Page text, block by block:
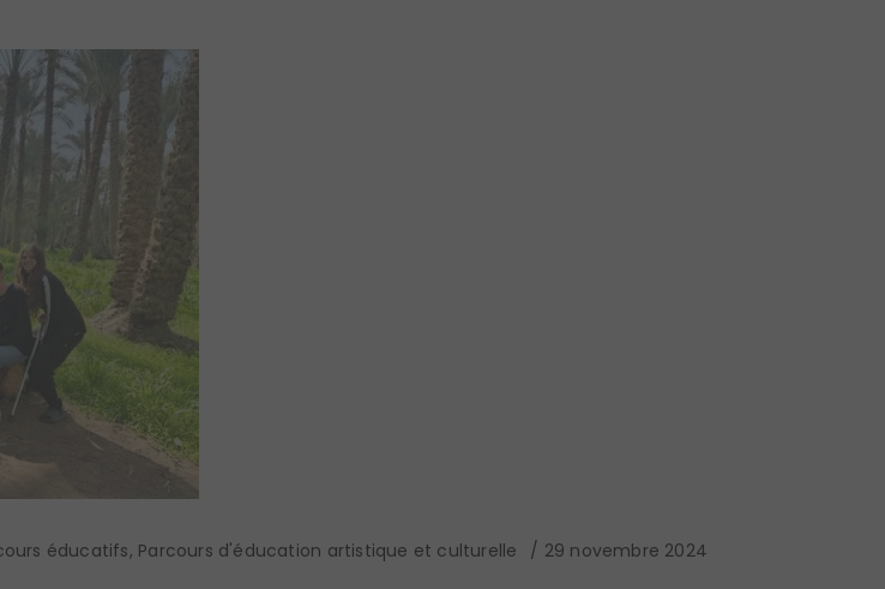
éducatifs, Parcours d'éducation artistique et culturelle 29 novembre 2024